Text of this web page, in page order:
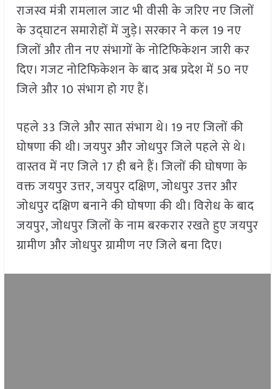
राजस्व मंत्री रामलाल जाट भी वीसी के जरिए नए जिलों
के उद्घाटन समारोहों में जुड़े। सरकार ने कल 19 नए
जिलों और तीन नए संभागों के नोटिफिकेशन जारी कर
दिए। गजट नोटिफिकेशन के बाद अब प्रदेश में 50 नए
जिले और 10 संभाग हो गए हैं।
पहले 33 जिले और सात संभाग थे। 19 नए जिलों की
घोषणा की थी। जयपुर और जोधपुर जिले पहले से थे।
वास्तव में नए जिले 17 ही बने हैं। जिलों की घोषणा के
वक्त जयपुर उत्तर, जयपुर दक्षिण, जोधपुर उत्तर और
जोधपुर दक्षिण बनाने की घोषणा की थी। विरोध के बाद
जयपुर, जोधपुर जिलों के नाम बरकरार रखते हुए जयपुर
ग्रामीण और जोधपुर ग्रामीण नए जिले बना दिए।